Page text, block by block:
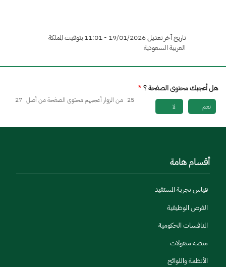
تاريخ آخر تعديل 19/01/2026 - 11:01 بتوقيت المملكة
العربية السعودية
هل أعجبك محتوى الصفحة ؟
نعم لا
25 من الزوار أعجبهم محتوى الصفحة من أصل 27
أقسام هامة
قياس تجربة المستفيد
الفرص الوظيفية
المنافسات الحكومية
منصة منقولات
الأنظمة واللوائح